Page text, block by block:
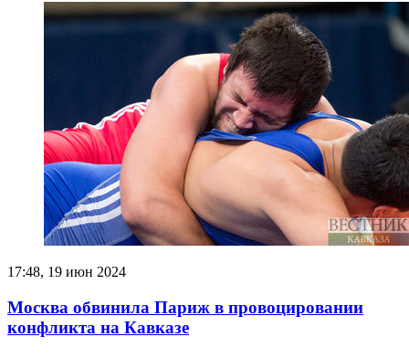
17:48, 19 июн 2024
Москва обвинила Париж в провоцировании
конфликта на Кавказе